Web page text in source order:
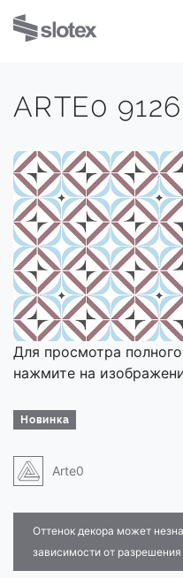
ARTE0 9126
Для просмотра
нажмите на
Новинка
Arte0
Оттенок декора может
зависимости от